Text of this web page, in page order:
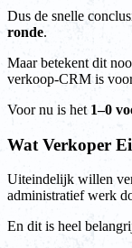
Dus de snelle
ronde.
Maar betekent dit
verkoop-CRM is
Voor nu is het 1–0
Wat Verkoper
Uiteindelijk willen
administratief werk
En dit is heel